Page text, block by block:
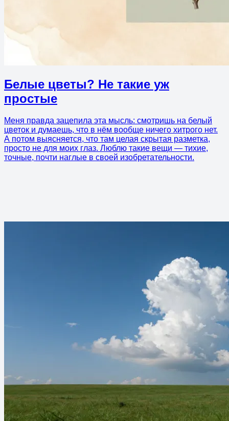
Белые цветы? Не такие уж
простые
Меня правда зацепила эта мысль: смотришь на белый
цветок и думаешь, что в нём вообще ничего хитрого нет.
А потом выясняется, что там целая скрытая разметка,
просто не для моих глаз. Люблю такие вещи — тихие,
точные, почти наглые в своей изобретательности.